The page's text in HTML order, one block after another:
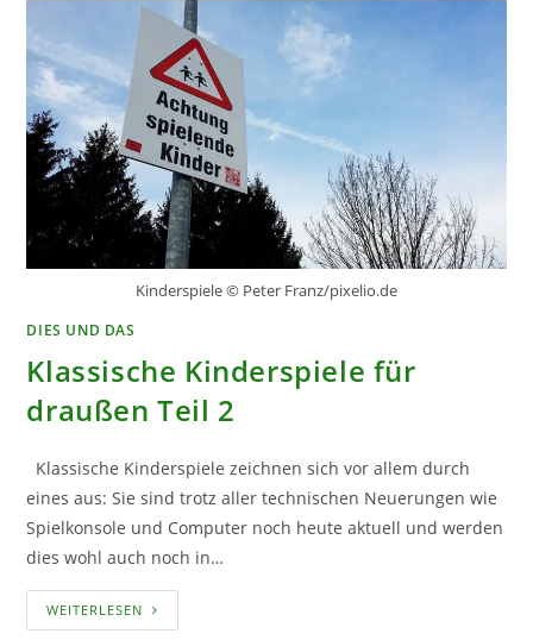
Kinderspiele © Peter Franz/pixelio.de
DIES UND DAS
Klassische Kinderspiele für
draußen Teil 2
Klassische Kinderspiele zeichnen sich vor allem durch
eines aus: Sie sind trotz aller technischen Neuerungen wie
Spielkonsole und Computer noch heute aktuell und werden
dies wohl auch noch in…
WEITERLESEN KLASSISCHE
KINDERSPIELE